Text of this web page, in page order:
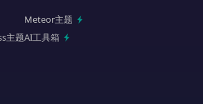
主题
Meteor主题
AI工具箱